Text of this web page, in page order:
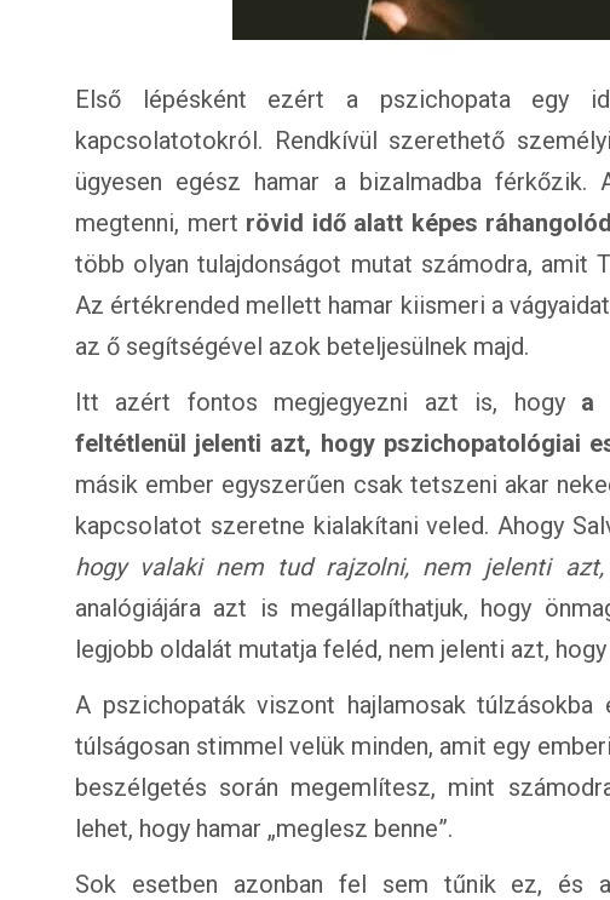
Első lépésként ezért a pszichopata egy
kapcsolatotokról. Rendkívül szerethető
ügyesen egész hamar a bizalmadba férkőzik.
megtenni, mert rövid idő alatt képes
több olyan tulajdonságot mutat számodra, amit
Az értékrended mellett hamar kiismeri a
az ő segítségével azok beteljesülnek majd.
Itt azért fontos megjegyezni azt is, hogy a
feltétlenül jelenti azt, hogy pszichopatológiai
másik ember egyszerűen csak tetszeni akar
kapcsolatot szeretne kialakítani veled. Ahogy
hogy valaki nem tud rajzolni, nem jelenti
analógiájára azt is megállapíthatjuk, hogy
legjobb oldalát mutatja feléd, nem jelenti azt,
A pszichopaták viszont hajlamosak
túlságosan stimmel velük minden, amit egy
beszélgetés során megemlítesz, mint
lehet, hogy hamar „meglesz benne”.
Sok esetben azonban fel sem tűnik ez, és